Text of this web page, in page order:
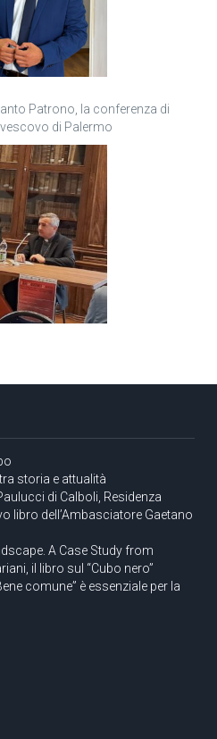
Patrono, la conferenza di
di Palermo
storia e attualità
di Calboli, Residenza
libro dell’Ambasciatore Gaetano
A Case Study from
il libro sul “Cubo nero”
comune” è essenziale per la